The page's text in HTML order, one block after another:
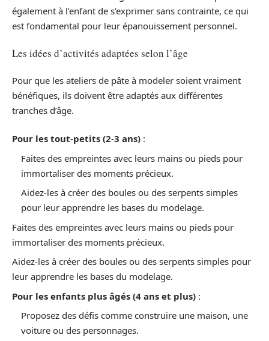
également à l’enfant de s’exprimer sans contrainte, ce qui
est fondamental pour leur épanouissement personnel.
Les idées d’activités adaptées selon l’âge
Pour que les ateliers de pâte à modeler soient vraiment
bénéfiques, ils doivent être adaptés aux différentes
tranches d’âge.
Pour les tout-petits (2-3 ans) :
Faites des empreintes avec leurs mains ou pieds pour
immortaliser des moments précieux.
Aidez-les à créer des boules ou des serpents simples
pour leur apprendre les bases du modelage.
Faites des empreintes avec leurs mains ou pieds pour
immortaliser des moments précieux.
Aidez-les à créer des boules ou des serpents simples pour
leur apprendre les bases du modelage.
Pour les enfants plus âgés (4 ans et plus) :
Proposez des défis comme construire une maison, une
voiture ou des personnages.